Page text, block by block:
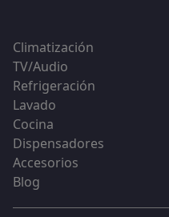
Climatización
TV/Audio
Refrigeración
Lavado
Cocina
Dispensadores
Accesorios
Blog